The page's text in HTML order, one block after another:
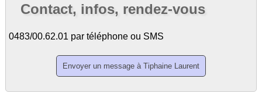
Contact, infos, rendez-vous
0483/00.62.01 par téléphone ou SMS